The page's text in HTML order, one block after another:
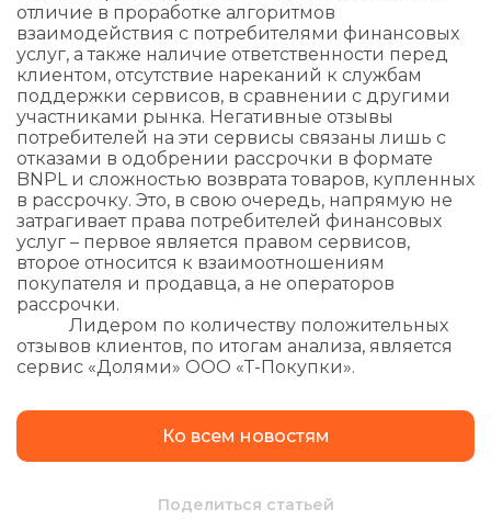
отличие в проработке алгоритмов
взаимодействия с потребителями финансовых
услуг, а также наличие ответственности перед
клиентом, отсутствие нареканий к службам
поддержки сервисов, в сравнении с другими
участниками рынка. Негативные отзывы
потребителей на эти сервисы связаны лишь с
отказами в одобрении рассрочки в формате
BNPL и сложностью возврата товаров, купленных
в рассрочку. Это, в свою очередь, напрямую не
затрагивает права потребителей финансовых
услуг – первое является правом сервисов,
второе относится к взаимоотношениям
покупателя и продавца, а не операторов
рассрочки.
Лидером по количеству положительных
отзывов клиентов, по итогам анализа, является
сервис «Долями» ООО «Т-Покупки».
Ко всем новостям
Поделиться статьей